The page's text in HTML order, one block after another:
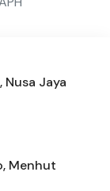
Nusa Jaya
Menhut